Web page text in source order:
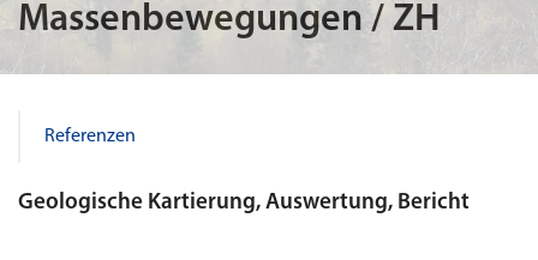
Massenbewegungen / ZH
Referenzen
Geologische Kartierung, Auswertung, Bericht